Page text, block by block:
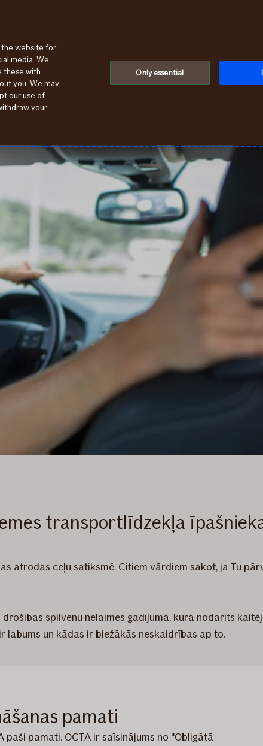
transportlīdzekļa
atrodas ceļu satiksmē. Citiem vārdiem sakot, ja Tu
spilvenu nelaimes gadījumā, kurā nodarīts
labums un kādas ir biežākās neskaidrības ap to.
pamati
paši pamati. OCTA ir saīsinājums no "Obligātā
website for
media. We
these with
you. We may
our use of
your
Only essential